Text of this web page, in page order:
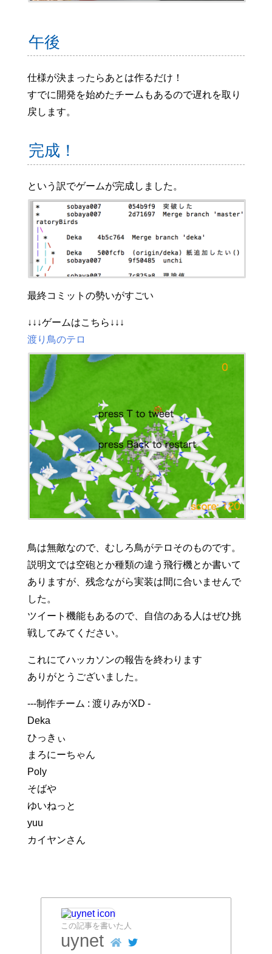
午後
仕様が決まったらあとは作るだけ！
すでに開発を始めたチームもあるので遅れを取り
戻します。
完成！
という訳でゲームが完成しました。
最終コミットの勢いがすごい
↓↓↓ゲームはこちら↓↓↓
渡り鳥のテロ
鳥は無敵なので、むしろ鳥がテロそのものです。
説明文では空砲とか種類の違う飛行機とか書いて
ありますが、残念ながら実装は間に合いませんで
した。
ツイート機能もあるので、自信のある人はぜひ挑
戦してみてください。
これにてハッカソンの報告を終わります
ありがとうございました。
---制作チーム : 渡りみがXD -
Deka
ひっきぃ
まろにーちゃん
Poly
そばや
ゆいねっと
yuu
カイヤンさん
この記事を書いた人
uynet